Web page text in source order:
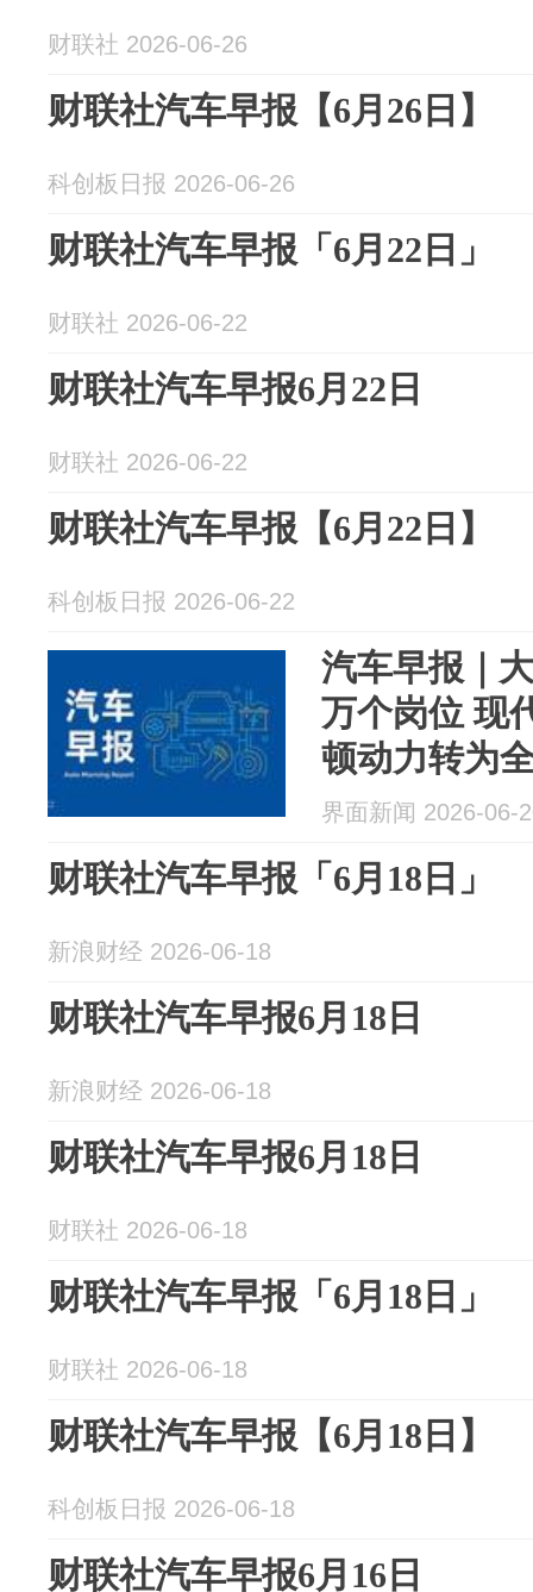
财联社 2026-06-26
财联社汽车早报【6月26日】
科创板日报 2026-06-26
财联社汽车早报「6月22日」
财联社 2026-06-22
财联社汽车早报6月22日
财联社 2026-06-22
财联社汽车早报【6月22日】
科创板日报 2026-06-22
汽车早报｜
万个岗位 现
顿动力转为
界面新闻 2026-06-
财联社汽车早报「6月18日」
新浪财经 2026-06-18
财联社汽车早报6月18日
新浪财经 2026-06-18
财联社汽车早报6月18日
财联社 2026-06-18
财联社汽车早报「6月18日」
财联社 2026-06-18
财联社汽车早报【6月18日】
科创板日报 2026-06-18
财联社汽车早报6月16日